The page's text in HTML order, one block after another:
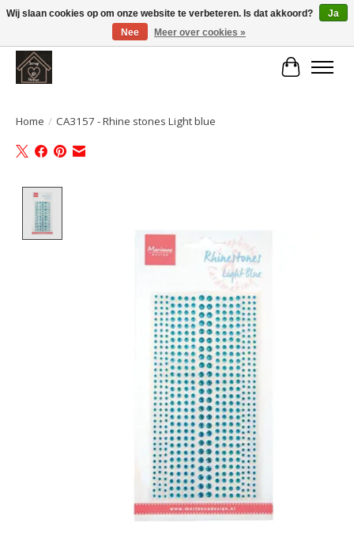
Large selection of products and fast shipping!
Home / CA3157 - Rhine stones Light blue
Wij slaan cookies op om onze website te verbeteren. Is dat akkoord?
Ja
Nee
Meer over cookies »